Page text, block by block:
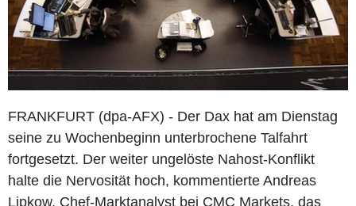
FRANKFURT (dpa-AFX) - Der Dax hat am Dienstag
seine zu Wochenbeginn unterbrochene Talfahrt
fortgesetzt. Der weiter ungelöste Nahost-Konflikt
halte die Nervosität hoch, kommentierte Andreas
Lipkow, Chef-Marktanalyst bei CMC Markets, das